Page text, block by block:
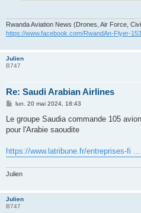
Rwanda Aviation News (Drones, Air Force,
https://www.facebook.com/RwandAn-Flyer-
Julien
B747
Re: Saudi Arabian Airlines
M
s
a
lun. 20 mai 2024, 18:43
Le groupe Saudia commande 105
pour l'Arabie saoudite
https://www.latribune.fr/entreprises-fi ...
Julien
Julien
B747